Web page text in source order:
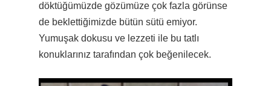
döktüğümüzde gözümüze çok fazla görünse
de beklettiğimizde bütün sütü emiyor.
Yumuşak dokusu ve lezzeti ile bu tatlı
konuklarınız tarafından çok beğenilecek.